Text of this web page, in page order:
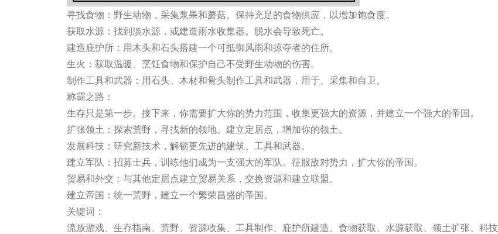
寻找食物：野生动物，采集浆果和蘑菇。保持充足的食物供应，以增加饱食度。
获取水源：找到淡水源，或建造雨水收集器。脱水会导致死亡。
建造庇护所：用木头和石头搭建一个可抵御风雨和掠夺者的住所。
生火：获取温暖、烹饪食物和保护自己不受野生动物的伤害。
制作工具和武器：用石头、木材和骨头制作工具和武器，用于、采集和自卫。
称霸之路：
生存只是第一步。接下来，你需要扩大你的势力范围，收集更强大的资源，并建立一个强大的帝国。
扩张领土：探索荒野，寻找新的领地。建立定居点，增加你的领土。
发展科技：研究新技术，解锁更先进的建筑、工具和武器。
建立军队：招募士兵，训练他们成为一支强大的军队。征服敌对势力，扩大你的帝国。
贸易和外交：与其他定居点建立贸易关系，交换资源和建立联盟。
建立帝国：统一荒野，建立一个繁荣昌盛的帝国。
关键词：
流放游戏、生存指南、荒野、资源收集、工具制作、庇护所建造、食物获取、水源获取、领土扩张、科技